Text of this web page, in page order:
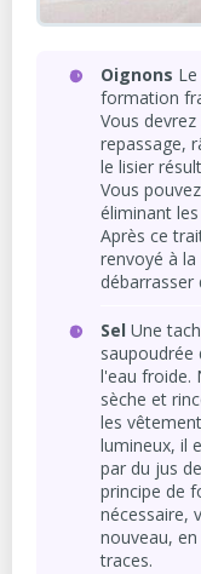
Oignons
formation
Vous
repassage,
le lisier
Vous
éliminant
Après ce
renvoyé à
débarrasser
Sel Une
saupoudrée
l'eau froide.
sèche et
les
lumineux, il
par du jus
principe de
nécessaire,
nouveau,
traces.